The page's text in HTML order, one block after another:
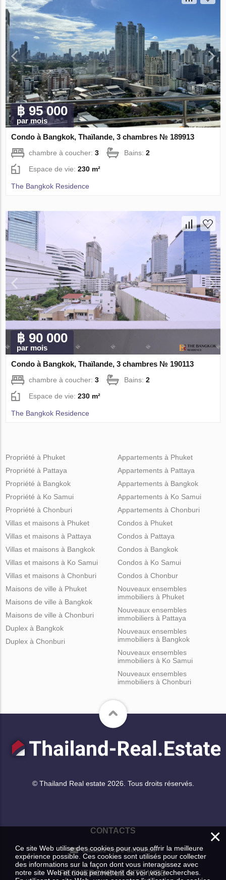
฿ 95 000
par mois
Condo à Bangkok, Thaïlande, 3 chambres № 189913
chambre à coucher:3 Bains:2
Espace de vie:230 m²
The Bangkok Residence
฿ 90 000
par mois
Condo à Bangkok, Thaïlande, 3 chambres № 190113
chambre à coucher:3 Bains:2
Espace de vie:230 m²
The Bangkok Residence
Propriété à Phuket
Propriété à Pattaya
Propriété à Bangkok
Propriété à Ko Samui
Propriété à Chonburi
Appartements à Phuket
Appartements à Pattaya
Appartements à Bangkok
Appartements à Ko Samui
Appartements à Chonburi
Villas et maisons à Phuket
Villas et maisons à Pattaya
Villas et maisons à Bangkok
Villas et maisons à Ko Samui
Villas et maisons à Chonburi
Condos à Phuket
Condos à Pattaya
Condos à Bangkok
Condos à Ko Samui
Condos à Chonbur
Maisons de ville à Phuket
Maisons de ville à Bangkok
Maisons de ville à Chonburi
Duplex à Bangkok
Duplex à Chonburi
Nouveaux ensembles
immobiliers à Phuket
Nouveaux ensembles
immobiliers à Pattaya
Nouveaux ensembles
immobiliers à Bangkok
Nouveaux ensembles
immobiliers à Ko Samui
Nouveaux ensembles
immobiliers à Chonburi
© Thailand Real estate 2026. Tous droits réservés.
CONTACTS
Laissez votre demande
RECHERCHE LE SITE WEB
×
Ce site Web utilise des cookies pour vous offrir la meilleure
expérience possible. Ces cookies sont utilisés pour collecter
des informations sur la façon dont vous interagissez avec
notre site Web et nous permettent de voir vos recherches.